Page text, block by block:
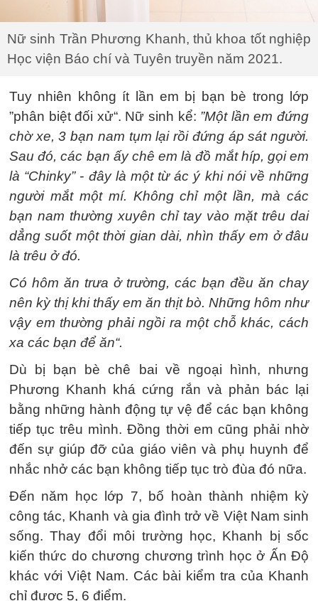
Nữ sinh Trần Phương Khanh, thủ khoa tốt nghiệp
Học viện Báo chí và Tuyên truyền năm 2021.
Tuy nhiên không ít lần em bị bạn bè trong lớp
”phân biệt đối xử“. Nữ sinh kể: ”Một lần em đứng
chờ xe, 3 bạn nam tụm lại rồi đứng áp sát người.
Sau đó, các bạn ấy chê em là đồ mắt híp, gọi em
là “Chinky” - đây là một từ ác ý khi nói về những
người mắt một mí. Không chỉ một lần, mà các
bạn nam thường xuyên chỉ tay vào mặt trêu dai
dẳng suốt một thời gian dài, nhìn thấy em ở đâu
là trêu ở đó.
Có hôm ăn trưa ở trường, các bạn đều ăn chay
nên kỳ thị khi thấy em ăn thịt bò. Những hôm như
vậy em thường phải ngồi ra một chỗ khác, cách
xa các bạn để ăn“.
Dù bị bạn bè chê bai về ngoại hình, nhưng
Phương Khanh khá cứng rắn và phản bác lại
bằng những hành động tự vệ để các bạn không
tiếp tục trêu mình. Đồng thời em cũng phải nhờ
đến sự giúp đỡ của giáo viên và phụ huynh để
nhắc nhở các bạn không tiếp tục trò đùa đó nữa.
Đến năm học lớp 7, bố hoàn thành nhiệm kỳ
công tác, Khanh và gia đình trở về Việt Nam sinh
sống. Thay đổi môi trường học, Khanh bị sốc
kiến thức do chương chương trình học ở Ấn Độ
khác với Việt Nam. Các bài kiểm tra của Khanh
chỉ được 5, 6 điểm.